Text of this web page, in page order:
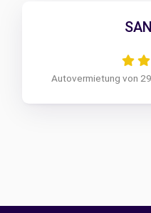
Autovermietung von